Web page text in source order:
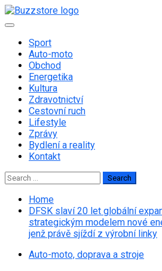
Skip
to
Primary
Sport
Auto-moto
Obchod
Energetika
Kultura
Zdravotnictví
Cestovní ruch
Lifestyle
Zprávy
Bydlení a reality
Kontakt
Search
for:
Home
DFSK slaví 20 let globální
strategickým modelem nové
jenž právě sjíždí z výrobní linky
Auto-moto, doprava a stroje